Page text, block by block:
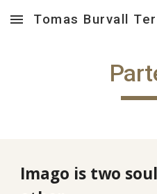
Skip to main content
Tomas Burvall
Imago is two